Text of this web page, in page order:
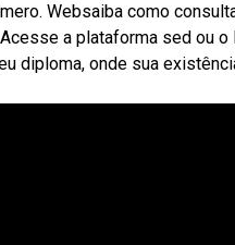
Websaiba como
a plataforma sed ou
diploma, onde sua